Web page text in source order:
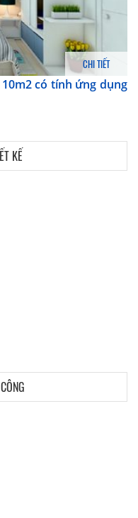
CHI TIẾT
có tính ứng dụng
KẾ